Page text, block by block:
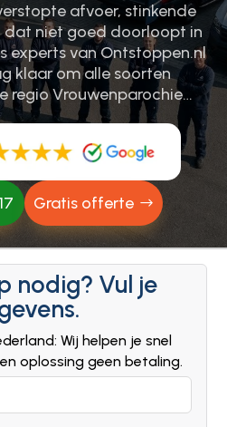
afvoer, stinkende
dat niet goed doorloopt in
experts van Ontstoppen.​nl
klaar om alle soorten
regio Vrouwenparochie…
Gratis offerte
nodig? Vul je
Wij helpen je snel
oplossing geen betaling.